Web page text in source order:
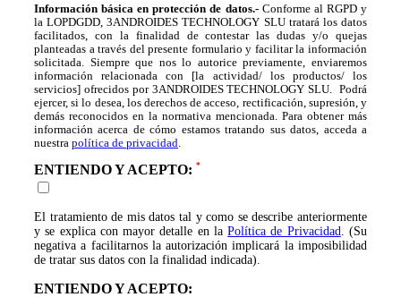
Información básica en protección de datos.-Conforme al RGPD y
la LOPDGDD, 3ANDROIDES TECHNOLOGY SLU tratará los datos
facilitados, con la finalidad de contestar las dudas y/o quejas
planteadas a través del presente formulario y facilitar la información
solicitada. Siempre que nos lo autorice previamente, enviaremos
información relacionada con [la actividad/ los productos/ los
servicios] ofrecidos por 3ANDROIDES TECHNOLOGY SLU. Podrá
ejercer, si lo desea, los derechos de acceso, rectificación, supresión, y
demás reconocidos en la normativa mencionada. Para obtener más
información acerca de cómo estamos tratando sus datos, acceda a
nuestra política de privacidad
ENTIENDO Y ACEPTO:
El tratamiento de mis datos tal y como se describe anteriormente
y se explica con mayor detalle en laPolítica de Privacidad . (Su
negativa a facilitarnos la autorización implicará la imposibilidad
de tratar sus datos con la finalidad indicada).
ENTIENDO Y ACEPTO: